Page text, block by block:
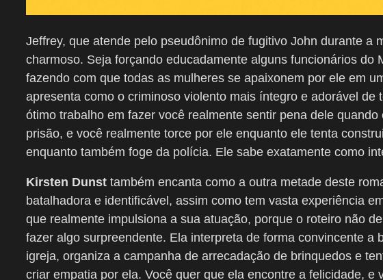
Jeffrey, que atende pelo pseudônimo de fugitivo John durante a
charmoso. Seja forçando educadamente alguns funcionários do
fazendo com que todas as mulheres se apaixonem por ele em
apresenta como o criminoso violento mais íntegro e adorável de
ótimo trabalho em fazer você realmente sentir pena dele
prisão, e você realmente torce por ele enquanto ele tenta
enquanto também foge da polícia. Ele sabe exatamente como
Kirsten Dunst também encanta como a outra metade deste
batalhadora e identificável, assim como tem vasta experiência
que realmente impulsiona a sua atuação, porque o roteiro não
fazer algo surpreendente. Ela interpreta de forma convincente a
igreja, organiza a campanha de arrecadação de brinquedos e
criar empatia por ela. Você quer que ela encontre a felicidade, e